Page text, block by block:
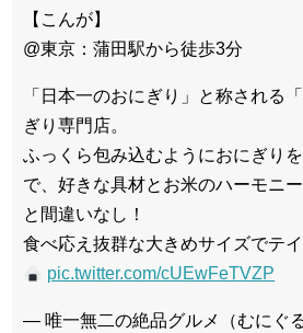
【こんが】
@東京：蒲田駅から徒歩3分
「日本一のおにぎり」と称される
ぎり専門店。
ふっくら包み込むようにおにぎり
で、好きな具材とお米のハーモニ
と間違いなし！
食べ応え抜群な大きめサイズでテ
pic.twitter.com/cUEwFeTVZP
— 唯一無二の絶品グルメ（むにぐる